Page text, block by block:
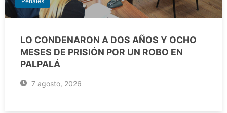
LO CONDENARON A DOS AÑOS Y OCHO
MESES DE PRISIÓN POR UN ROBO EN
PALPALÁ
7 agosto, 2026